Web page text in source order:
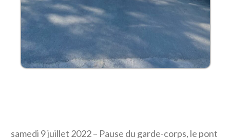
samedi 9 juillet 2022 – Pause du garde-corps, le pont